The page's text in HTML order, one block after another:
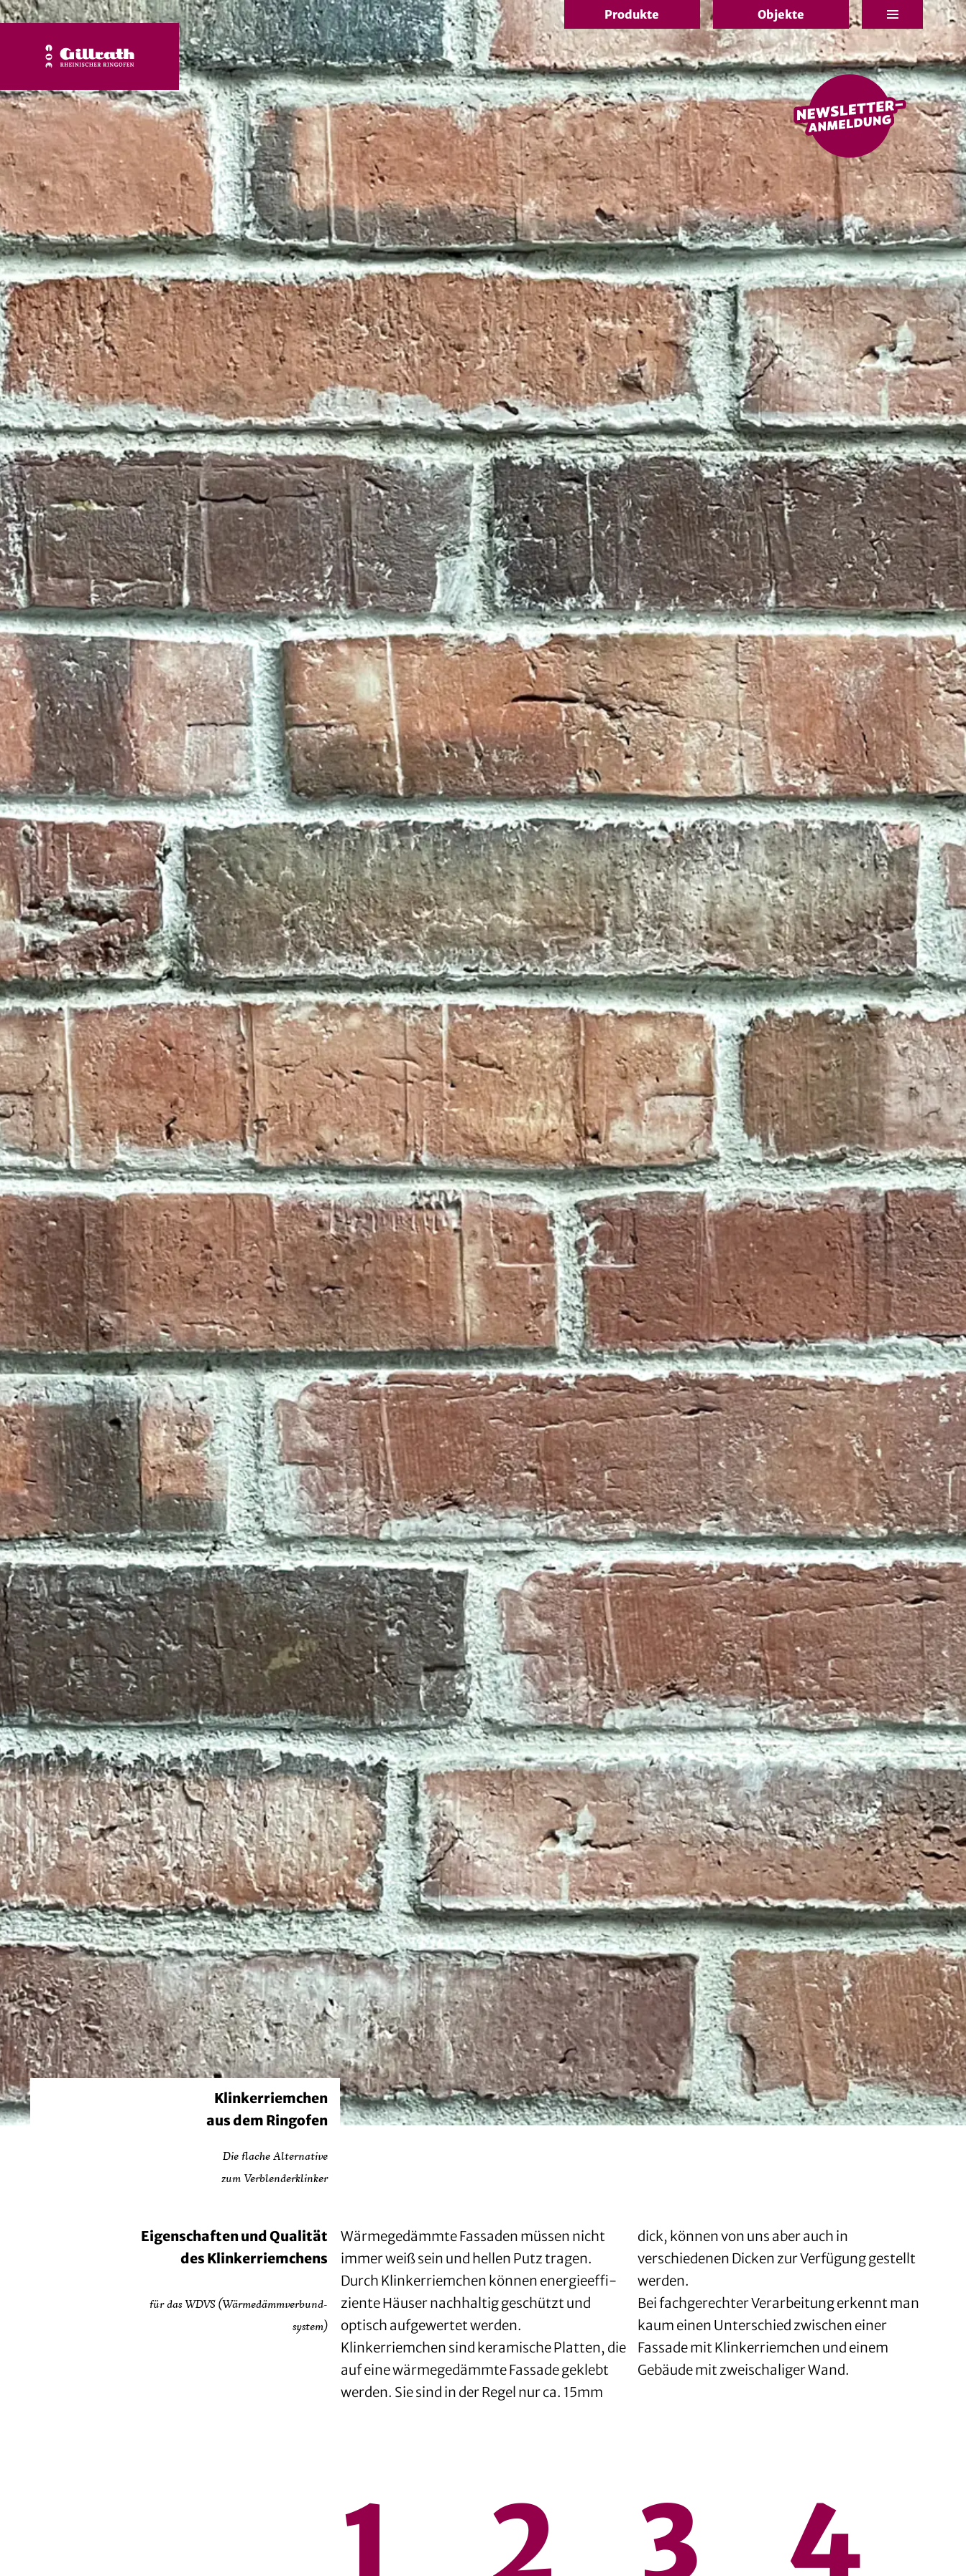
Produkte Objekte
Klinkerriemchen
aus dem Ringofen
Die flache Alternative
zum Verblenderklinker
Eigenschaften und Qualität
des Klinker­riemchens
für das WDVS (Wärme­dämm­verbund­
system)
Wärmegedämmte Fassaden müssen nicht
immer weiß sein und hellen Putz tragen.
Durch Klinker­riemchen können energie­effi­
ziente Häuser nachhaltig geschützt und
optisch aufgewertet werden.
Klinkerriemchen sind keramische Platten, die
auf eine wärme­gedämmte Fassade geklebt
werden. Sie sind in der Regel nur ca. 15mm
dick, können von uns aber auch in
verschiedenen Dicken zur Verfügung gestellt
werden.
Bei fachgerechter Verarbeitung erkennt man
kaum einen Unterschied zwischen einer
Fassade mit Klinkerriemchen und einem
Gebäude mit zweischaliger Wand.